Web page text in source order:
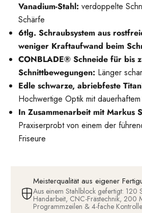
Vanadium-Stahl: verdoppelte
Schärfe
6tlg. Schraubsystem aus
weniger Kraftaufwand beim
CONBLADE® Schneide für bis
Schnittbewegungen: Länger
Edle schwarze, abriebfeste
Hochwertige Optik mit
In Zusammenarbeit mit Markus
Praxiserprobt von einem der
Friseure
Meisterqualität aus eigener
Aus einem Stahlblock gefertigt: 120
Handarbeit, CNC-Frästechnik, 200
Programmzeilen & 4-fache Kontrolle